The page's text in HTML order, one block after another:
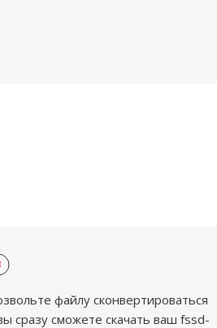
файлу сконвертироваться
сразу сможете скачать ваш fssd-